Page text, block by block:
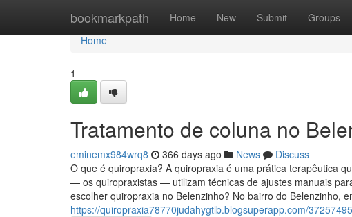
bookmarkpath Home New Submit Groups
Home
Home
1
Tratamento de coluna no
eminemx984wrq8 366 days ago News
Discuss
O que é quiropraxia? A quiropraxia é uma prática terapêutica
— os quiropraxistas — utilizam técnicas de ajustes manuais
escolher quiropraxia no Belenzinho? No bairro do Belenzinho,
https://quiropraxia78770judahygtlb.blogsuperapp.com/